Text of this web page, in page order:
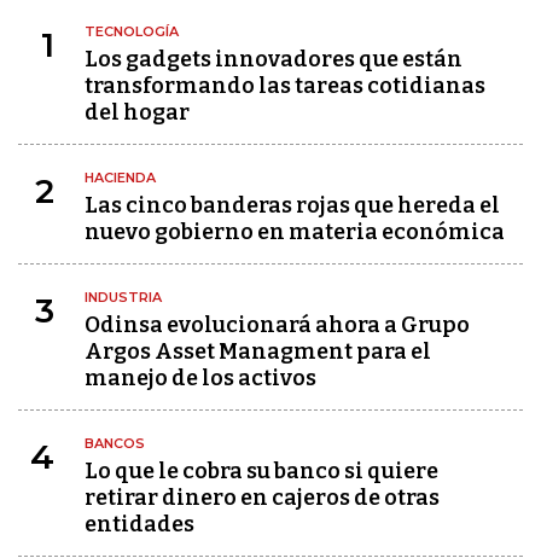
1 TECNOLOGÍA
Los gadgets innovadores que están
transformando las tareas cotidianas
del hogar
2 HACIENDA
Las cinco banderas rojas que hereda el
nuevo gobierno en materia económica
3 INDUSTRIA
Odinsa evolucionará ahora a Grupo
Argos Asset Managment para el
manejo de los activos
4 BANCOS
Lo que le cobra su banco si quiere
retirar dinero en cajeros de otras
entidades